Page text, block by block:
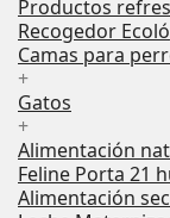
Productos
Recogedor
Camas para
+
Gatos
+
Alimentación
Feline Porta 21
Alimentación